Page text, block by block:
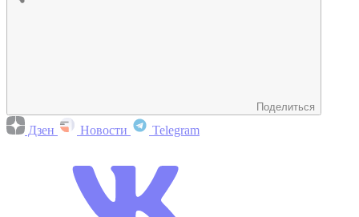
Поделиться
Дзен Новости Telegram